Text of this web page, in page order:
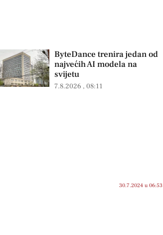
ByteDance trenira jedan od
najvećih AI modela na
svijetu
7.8.2026 08:11
30.7.2024 u 06:53